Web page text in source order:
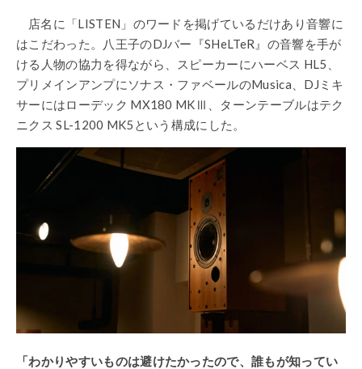
店名に「LISTEN」のワードを掲げているだけあり音響に
はこだわった。八王子のDJバー『SHeLTeR』の音響を手が
ける人物の協力を得ながら、スピーカーにハーベス HL5、
プリメインアンプにソナス・ファベールのMusica、DJミキ
サーにはローデック MX180 MKⅢ、ターンテーブルはテク
ニクス SL-1200 MK5という構成にした。
「わかりやすいものは避けたかったので、誰もが知ってい